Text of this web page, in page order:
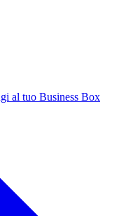
al tuo Business Box